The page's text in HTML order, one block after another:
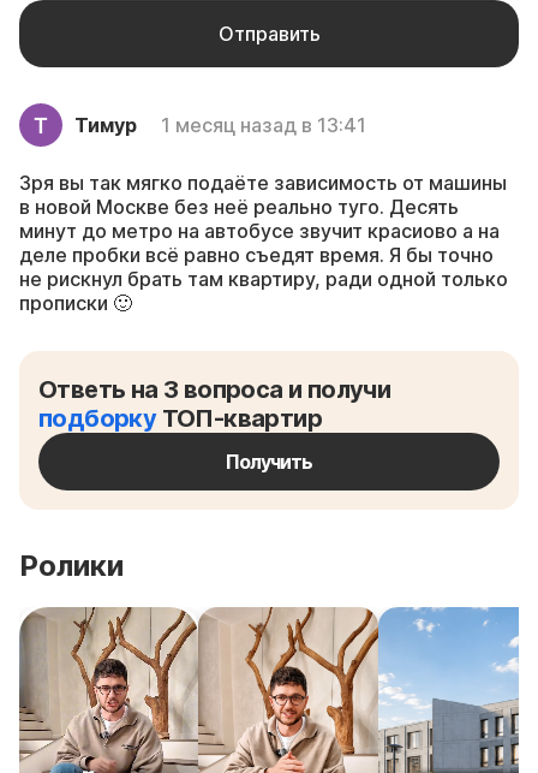
Тимур 1 месяц назад в 13:41
Зря вы так мягко подаёте зависимость от машины
в новой Москве без неё реально туго. Десять
минут до метро на автобусе звучит красиово а на
деле пробки всё равно съедят время. Я бы точно
не рискнул брать там квартиру, ради одной только
прописки 🙂
Ответь на 3 вопроса и получи
подборкуТОП-квартир
Получить
Ролики